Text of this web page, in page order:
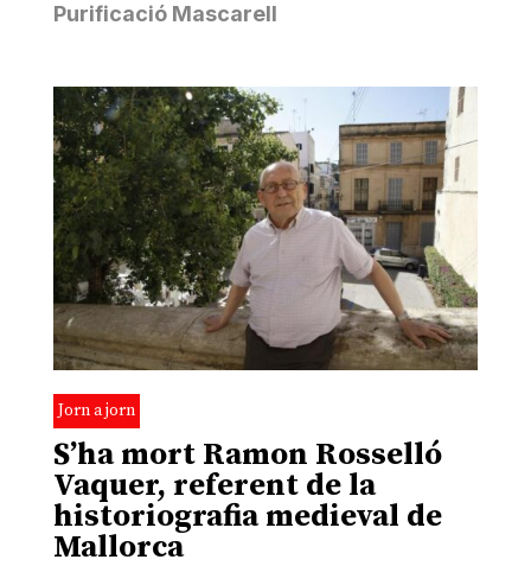
Purificació Mascarell
Jorn a jorn
S’ha mort Ramon Rosselló
Vaquer, referent de la
historiografia medieval de
Mallorca